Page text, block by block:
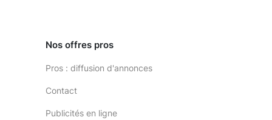
Nos offres pros
Pros : diffusion d'annonces
Contact
Publicités en ligne